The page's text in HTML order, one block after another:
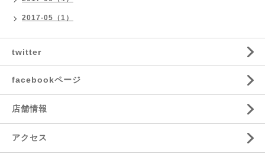
2017-05（1）
twitter
facebookページ
店舗情報
アクセス